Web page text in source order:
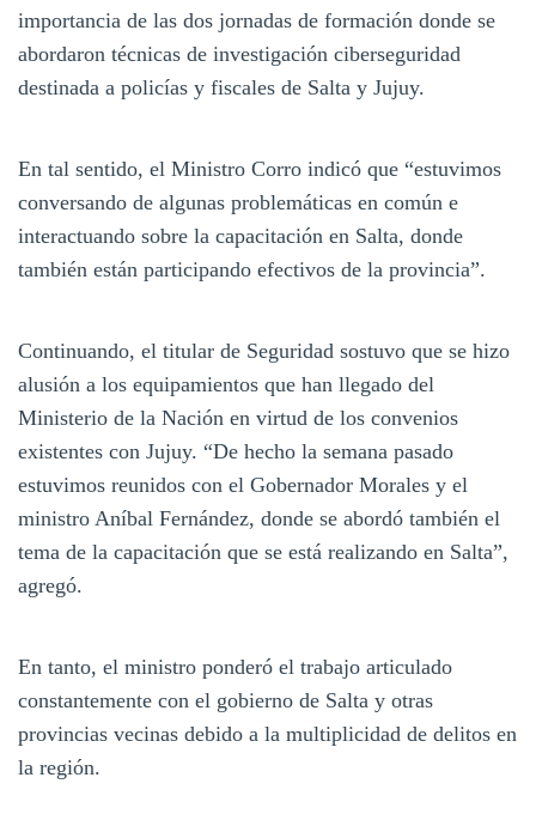
importancia de las dos jornadas de formación donde se
abordaron técnicas de investigación ciberseguridad
destinada a policías y fiscales de Salta y Jujuy.
En tal sentido, el Ministro Corro indicó que “estuvimos
conversando de algunas problemáticas en común e
interactuando sobre la capacitación en Salta, donde
también están participando efectivos de la provincia”.
Continuando, el titular de Seguridad sostuvo que se hizo
alusión a los equipamientos que han llegado del
Ministerio de la Nación en virtud de los convenios
existentes con Jujuy. “De hecho la semana pasado
estuvimos reunidos con el Gobernador Morales y el
ministro Aníbal Fernández, donde se abordó también el
tema de la capacitación que se está realizando en Salta”,
agregó.
En tanto, el ministro ponderó el trabajo articulado
constantemente con el gobierno de Salta y otras
provincias vecinas debido a la multiplicidad de delitos en
la región.